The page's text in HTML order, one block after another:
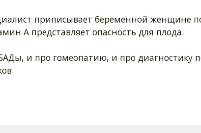
приписывает беременной женщине
А представляет опасность для плода.
и про гомеопатию, и про диагностику